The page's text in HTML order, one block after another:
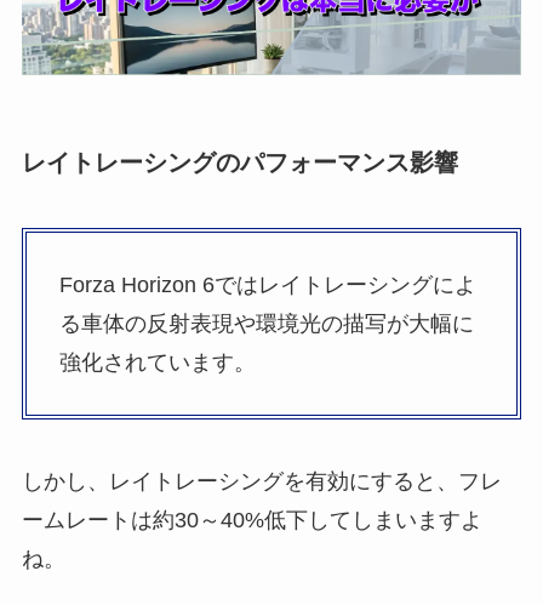
レイトレーシングのパフォーマンス影響
Forza Horizon 6ではレイトレーシングによ
る車体の反射表現や環境光の描写が大幅に
強化されています。
しかし、レイトレーシングを有効にすると、フレ
ームレートは約30～40%低下してしまいますよ
ね。